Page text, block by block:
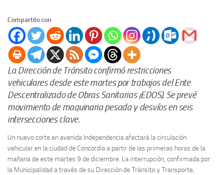
Compartilo con
La Dirección de Tránsito confirmó restricciones
vehiculares desde este martes por trabajos del Ente
Descentralizado de Obras Sanitarias (EDOS). Se prevé
movimiento de maquinaria pesada y desvíos en seis
intersecciones clave.
Un nuevo corte en avenida Independencia afectará la circulación
vehicular en la ciudad de Concordia a partir de las primeras horas de la
mañana de este martes 9 de diciembre. La interrupción, confirmada por
la Municipalidad a través de su Dirección de Tránsito y Transporte,